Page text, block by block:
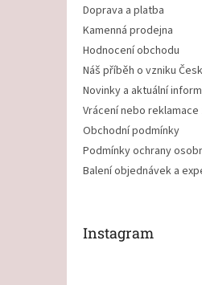
Doprava a platba
Kamenná prodejna
Hodnocení obchodu
Náš příběh o vzniku
Novinky a aktuální
Vrácení nebo
Obchodní podmínky
Podmínky ochrany
Balení objednávek a
Instagram